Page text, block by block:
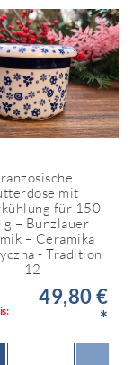
mit
für 150–
g – Bunzlauer
– Ceramika
- Tradition
12
49,80 €
*